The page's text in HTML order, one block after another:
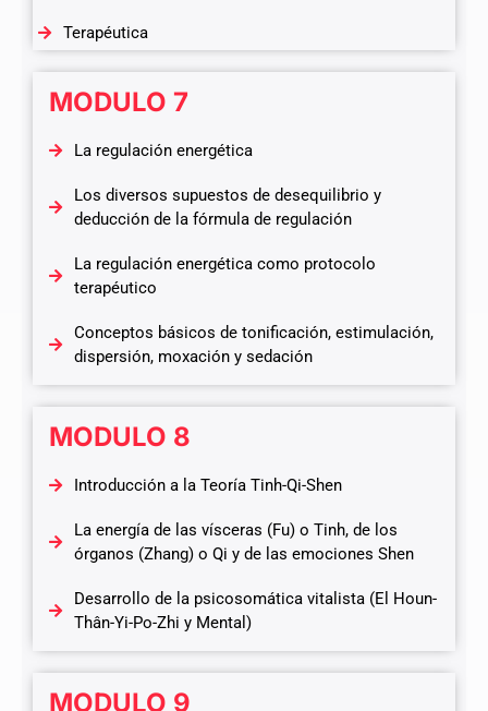
Terapéutica
MODULO 7
La regulación energética
Los diversos supuestos de desequilibrio y
deducción de la fórmula de regulación
La regulación energética como protocolo
terapéutico
Conceptos básicos de tonificación, estimulación,
dispersión, moxación y sedación
MODULO 8
Introducción a la Teoría Tinh-Qi-Shen
La energía de las vísceras (Fu) o Tinh, de los
órganos (Zhang) o Qi y de las emociones Shen
Desarrollo de la psicosomática vitalista (El Houn-
Thân-Yi-Po-Zhi y Mental)
MODULO 9